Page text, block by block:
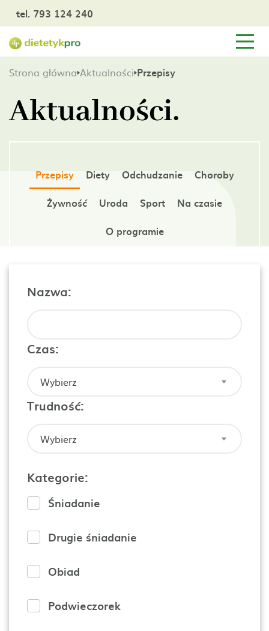
tel. 793 124 240
Strona główna Aktualności Przepisy
Aktualności.
Przepisy Diety Odchudzanie
Choroby
Żywność
Uroda Sport
Na czasie
O programie
Nazwa:
Czas:
Wybierz
Trudność:
Wybierz
Kategorie:
Śniadanie
Drugie śniadanie
Obiad
Podwieczorek